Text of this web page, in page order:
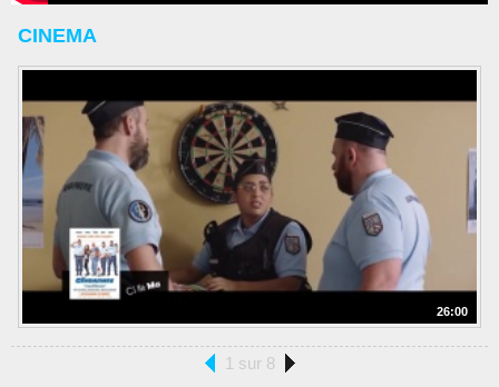
CINEMA
26:00
1 sur 8